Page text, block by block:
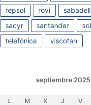
repsol
rovi
sabadell
sacyr
santander
telefónica
viscofan
septiembre 2025
L M X J V